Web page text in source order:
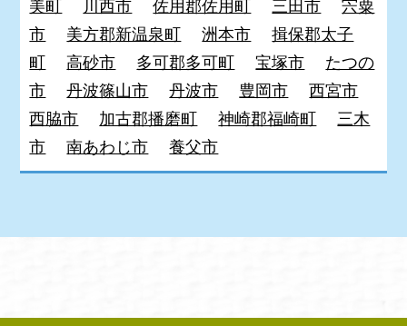
美町
川西市 佐用郡佐用町 三田市
宍粟
市
美方郡新温泉町 洲本市
揖保郡太子
町
高砂市 多可郡多可町 宝塚市
たつの
市
丹波篠山市 丹波市 豊岡市
西宮市
西脇市
加古郡播磨町 神崎郡福崎町
三木
市
南あわじ市 養父市